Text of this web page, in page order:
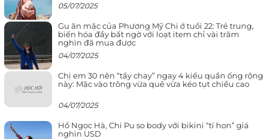
05/07/2025
Gu ăn mặc của Phương Mỹ Chi ở tuổi 22: Trẻ trung,
biến hóa đầy bất ngờ với loạt item chỉ vài trăm
nghìn đã mua được
04/07/2025
Chị em 30 nên “tẩy chay” ngay 4 kiểu quần ống rộng
này: Mặc vào trông vừa quê vừa kéo tụt chiều cao
04/07/2025
Hồ Ngọc Hà, Chi Pu so body với bikini “tí hon” giá
nghìn USD